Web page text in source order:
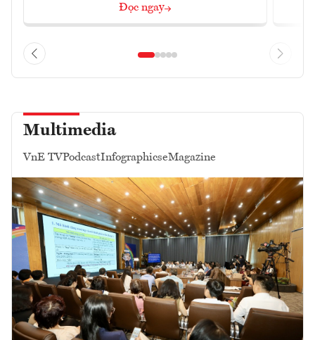
Đọc ngay
Multimedia
VnE TVPodcastInfographicseMagazine